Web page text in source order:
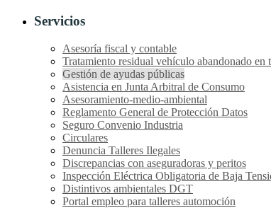
Servicios
Asesoría fiscal y contable
Tratamiento residual vehículo abandonado en
Gestión de ayudas públicas
Asistencia en Junta Arbitral de Consumo
Asesoramiento-medio-ambiental
Reglamento General de Protección Datos
Seguro Convenio Industria
Circulares
Denuncia Talleres Ilegales
Discrepancias con aseguradoras y peritos
Inspección Eléctrica Obligatoria de Baja
Distintivos ambientales DGT
Portal empleo para talleres automoción